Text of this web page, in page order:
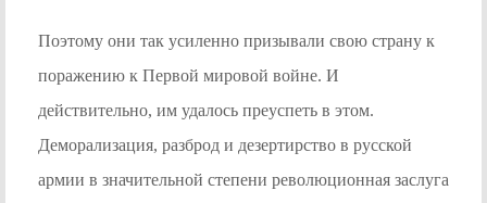
Поэтому они так усиленно призывали свою страну к
поражению к Первой мировой войне. И
действительно, им удалось преуспеть в этом.
Деморализация, разброд и дезертирство в русской
армии в значительной степени революционная заслуга